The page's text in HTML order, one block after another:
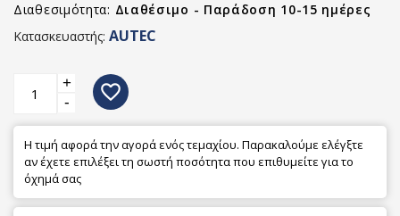
Διαθεσιμότητα: Διαθέσιμο - Παράδοση 10-15 ημέρες
Κατασκευαστής: AUTEC
+
-
favorite_border
Η τιμή αφορά την αγορά ενός τεμαχίου. Παρακαλούμε ελέγξτε
αν έχετε επιλέξει τη σωστή ποσότητα που επιθυμείτε για το
όχημά σας